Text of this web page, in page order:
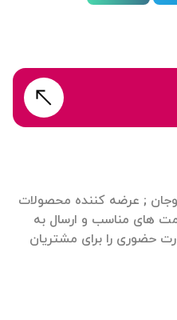
; عرضه کننده محصولات
های مناسب و ارسال به
حضوری را برای مشتریان